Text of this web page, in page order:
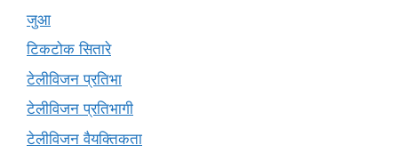
जुआ
टिकटोक सितारे
टेलीविजन प्रतिभा
टेलीविजन प्रतिभागी
टेलीविजन वैयक्तिकता